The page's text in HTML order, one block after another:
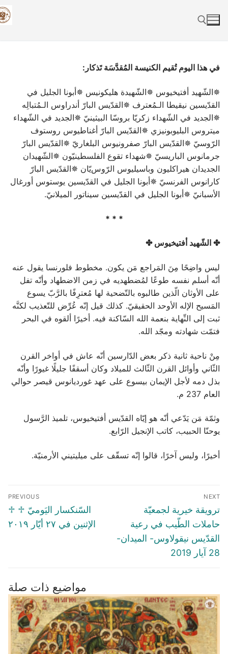
Skip
to
Search for:
في هذا اليوم تُقيم الكنيسة المُقدَّسَة تَذكار:
✵الشّهيد أفتيخيوس ✵الشّهيدة هليكونيس ✵أبونا الجليل في
القدّيسين نيقيطا الـمُعترف ✵القدّيس البارّ أندراوس الـمُتبالِه
✵الجديد في الشّهداء زكريّا بروسّا البيثينيّ ✵الجديد في الشّهداء
ميتروس البليوبونيزي ✵القدّيس البارّ أغناطيوس روستوف
الرّوسيّ ✵القدّيس البارّ صفرونيوس البلغاريّ ✵القدّيس البارّ
جرمانوس الباريسيّ ✵شهداء تقوع الفلسطينيّون ✵الشّهيدان
الجديدان هيراكليون وباسيليوس الرّوسيّان ✵القدّيس البارّ
كارانوس الفرنسيّ ✵أبونا الجليل في القدّيسين يوستوس أورغال
الأسبانيّ ✵أبونا الجليل في القدّيسين سيناتور الميلانيّ.
* * *
✤ الشّهيد أفتيخيوس ✤
ليس واضِحًا مِنَ المَراجع مَن يكون. مخطوط فلورنسا يقول عنه
أنّه أسلم نفسه طوعًا لمُضطهديه في زمن الاضطهاد وأنّه تفل
على الأوثان الّذين طالبوه بالتّضحية لها مُعترِفًا بالرَّبّ يسوع
المَسيح الإله الأوحد الحقيقيّ. كذلك قيل إنّه عُرِّض للتّعذيب لكنَّه
ثبت إلى النِّهاية بنعمة الله السّاكنة فيه. أخيرًا ألقوه في البحر
فتمّت شهادته ومجّد الله.
مِنْ ناحية ثانية ذكر بعض الدّارسين أنّه عاش في أواخر القرن
الثّاني وأوائل القرن الثّالث للميلاد وكان أسقفًا جليلًا غيورًا وأنّه
بذل دمه لأجل الإيمان بيسوع على عهد غورديانوس قيصر حوالي
العام 237 م.
وثمّة مَن يَدّعي أنّه هو إيّاه القدّيس أفتيخيوس، تلميذ الرَّسول
يوحنّا الحبيب، كاتب الإنجيل الرّابع.
أخيرًا، وليس آخرًا، قالوا إنّه تسقّف على ميليتيني الأرمنيّة.
Post
navigation
PREVIOUS
Previous
post:
♱ السّنكسار اليَوميّ ♱
الإثنين في ۲٧ أيّار ٢٠١٩
NEXT
Next
post:
ترويقة خيرية لجمعيّة
حاملات الطّيب في رعية
القدّيس نيقولاوس- الميدان-
28 آيار 2019
مواضيع ذات صلة